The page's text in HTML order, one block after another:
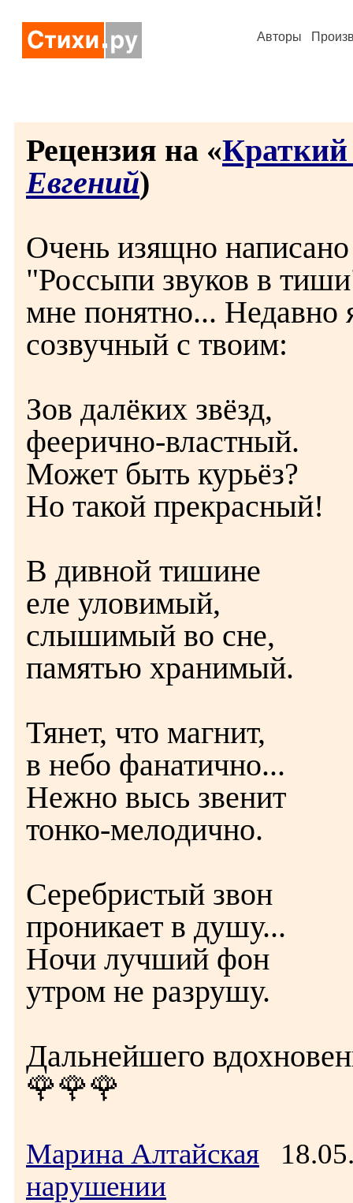
Авторы
Рецензия на «
Евгений)
Очень изящно
"Россыпи звуков в
мне понятно... Недавно
созвучный с твоим:
Зов далёких звёзд,
феерично-властный.
Может быть курьёз?
Но такой прекрасный!
В дивной тишине
еле уловимый,
слышимый во сне,
памятью хранимый.
Тянет, что магнит,
в небо фанатично...
Нежно высь звенит
тонко-мелодично.
Серебристый звон
проникает в душу...
Ночи лучший фон
утром не разрушу.
Дальнейшего
🌹🌹🌹
Марина Алтайская
нарушении